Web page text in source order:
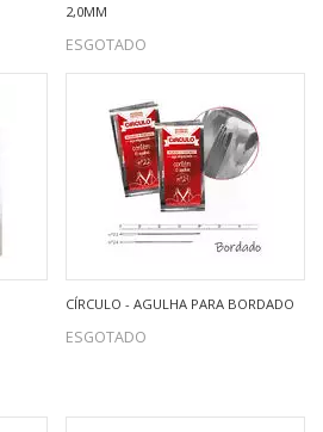
2,0MM
ESGOTADO
CÍRCULO - AGULHA PARA BORDADO
ESGOTADO